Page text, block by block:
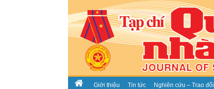
Giới thiệu Tin tức Nghiên cứu – Trao đổi